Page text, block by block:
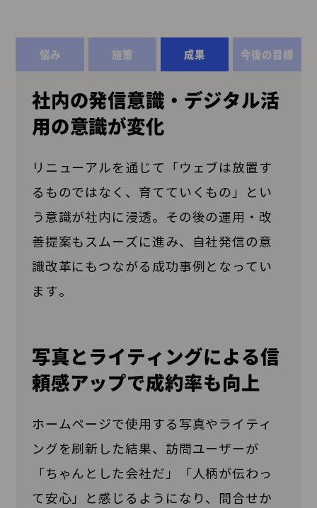
悩み 施策 成果 今後の目標
社内の発信意識・デジタル活
用の意識が変化
リニューアルを通じて「ウェブは放置す
るものではなく、育てていくもの」とい
う意識が社内に浸透。その後の運用・改
善提案もスムーズに進み、自社発信の意
識改革にもつながる成功事例となってい
ます。
写真とライティングによる信
頼感アップで成約率も向上
ホームページで使用する写真やライティ
ングを刷新した結果、訪問ユーザーが
「ちゃんとした会社だ」「人柄が伝わっ
て安心」と感じるようになり、問合せか